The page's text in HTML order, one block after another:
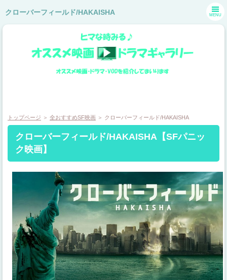
クローバーフィールド/HAKAISHA MENU
Amazonプライム・ビデオのおすすめホラー映画
huluのおすすめホラー映画
huluのおすすめ海外ドラマ
運営者情報
トップページ ＞ 全おすすめSF映画 ＞ クローバーフィールド/HAKAISHA
クローバーフィールド/HAKAISHA【SFパニッ
ク映画】